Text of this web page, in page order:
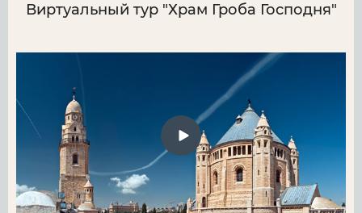
Виртуальный тур "Храм Гроба Господня"